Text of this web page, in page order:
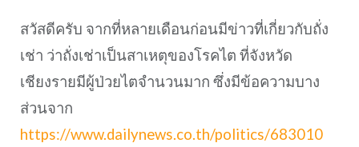
สวัสดีครับ จากที่หลายเดือนก่อนมีข่าวที่เกี่ยวกับถั่ง
เช่า ว่าถั่งเช่าเป็นสาเหตุของโรคไต ที่จังหวัด
เชียงรายมีผู้ป่วยไตจำนวนมาก ซึ่งมีข้อความบาง
ส่วนจาก
https://www.dailynews.co.th/politics/683010